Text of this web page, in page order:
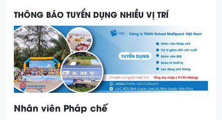
THÔNG BÁO TUYỂN DỤNG NHIỀU VỊ TRÍ
Nhân viên Pháp chế